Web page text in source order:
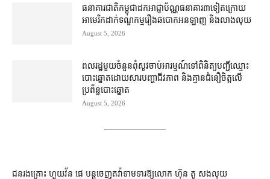
ធនាគារជាតិ​កម្ពុជា​ដក​អាជ្ញាប័ណ្ណ​ធនាគារ​៣​​ទៀត​ក្រោយ​
អាមេរិក​ដាក់​ទណ្ឌកម្ម​​រឿង​ឆបោក​អនឡាញ និង​លាងលុយ
August 5, 2026
ពលរដ្ឋ​មួយចំនួន​ពុំ​សូវ​ចាប់អារម្មណ៍​ទៅ​ពិនិត្យ​បញ្ជី​ឈ្មោះ​
បោះឆ្នោត​ដោយសារ​បញ្ហា​ជីវភាព និង​គ្មាន​ជំនឿ​ចិត្ត​លើ​
ប្រព័ន្ធ​បោះឆ្នោត
August 5, 2026
ជនរងគ្រោះ ហួយវ័ន ផេ បន្ត​ចេញ​តវ៉ា​ទាមទារ​ឱ្យ​លោក ហ៊ុន តូ សង​លុយ